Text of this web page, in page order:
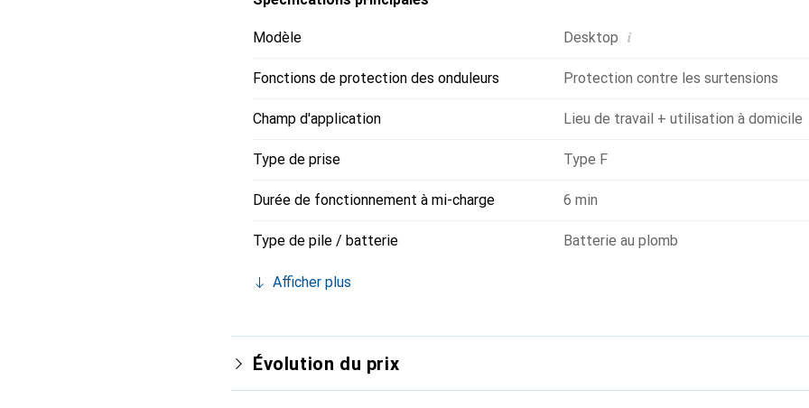
Modèle Desktop i
Fonctions de protection des onduleurs Protection contre les surtensions
Champ d'application Lieu de travail + utilisation à domicile
Type de prise Type F
Durée de fonctionnement à mi-charge 6 min
Type de pile / batterie Batterie au plomb
Afficher plus
Évolution du prix